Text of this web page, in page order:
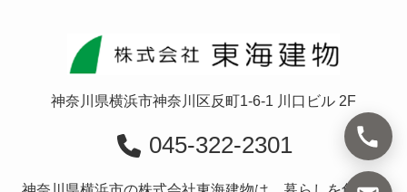
神奈川県横浜市神奈川区反町1-6-1 川口ビル 2F
045-322-2301